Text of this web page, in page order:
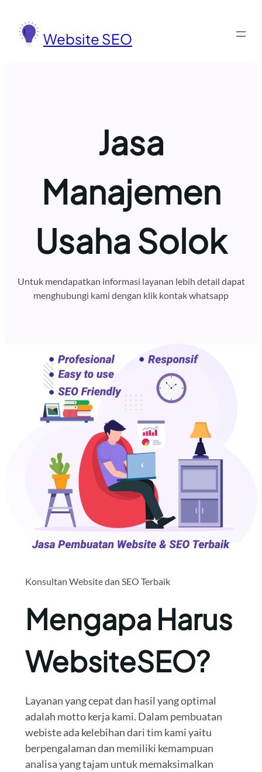
konten
Website SEO
Jasa
Manajemen
Usaha Solok
Untuk mendapatkan informasi layanan lebih detail dapat
menghubungi kami dengan klik kontak whatsapp
Konsultan Website dan SEO Terbaik
Mengapa Harus
WebsiteSEO?
Layanan yang cepat dan hasil yang optimal
adalah motto kerja kami. Dalam pembuatan
webiste ada kelebihan dari tim kami yaitu
berpengalaman dan memiliki kemampuan
analisa yang tajam untuk memaksimalkan